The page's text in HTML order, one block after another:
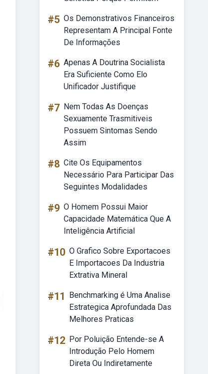
#5 Os Demonstrativos Financeiros
Representam A Principal Fonte
De Informações
#6 Apenas A Doutrina Socialista
Era Suficiente Como Elo
Unificador Justifique
#7 Nem Todas As Doenças
Sexuamente Trasmitiveis
Possuem Sintomas Sendo
Assim
#8 Cite Os Equipamentos
Necessário Para Participar Das
Seguintes Modalidades
#9 O Homem Possui Maior
Capacidade Matemática Que A
Inteligência Artificial
#10 O Grafico Sobre Exportacoes
E Importacoes Da Industria
Extrativa Mineral
#11
Benchmarking é Uma Analise
Estrategica Aprofundada Das
Melhores Praticas
#12 Por Poluição Entende-se A
Introdução Pelo Homem
Direta Ou Indiretamente